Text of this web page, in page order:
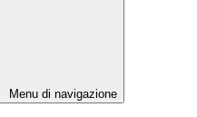
Menu di navigazione